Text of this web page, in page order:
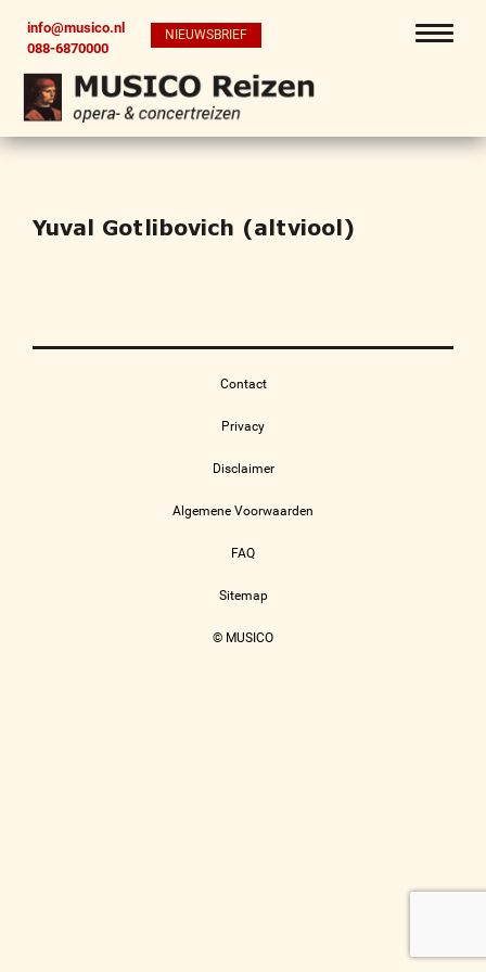
info@musico.nl
088-6870000
NIEUWSBRIEF
Yuval Gotlibovich (altviool)
Contact
Privacy
Disclaimer
Algemene Voorwaarden
FAQ
Sitemap
© MUSICO